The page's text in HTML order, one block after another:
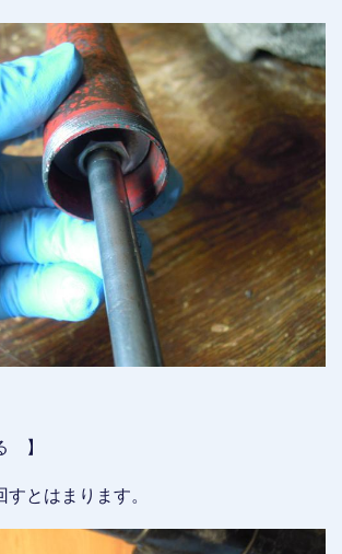
】
とはまります。